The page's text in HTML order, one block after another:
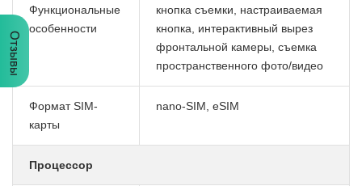
Функциональные
особенности
кнопка съемки, настраиваемая
кнопка, интерактивный вырез
фронтальной камеры, съемка
пространственного фото/видео
Формат SIM-
карты
nano-SIM, eSIM
Процессор
Отзывы